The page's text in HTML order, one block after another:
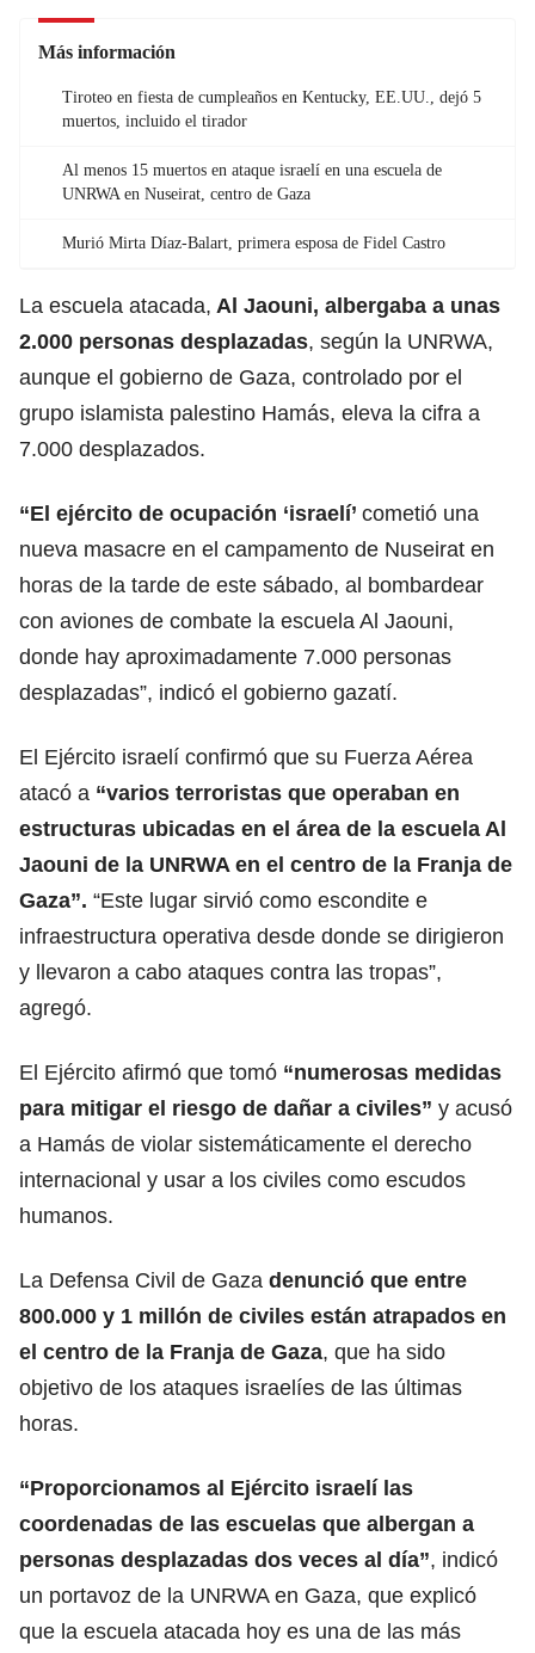
Más información
Tiroteo en fiesta de cumpleaños en Kentucky, EE.UU., dejó 5
muertos, incluido el tirador
Al menos 15 muertos en ataque israelí en una escuela de
UNRWA en Nuseirat, centro de Gaza
Murió Mirta Díaz-Balart, primera esposa de Fidel Castro
La escuela atacada, Al Jaouni, albergaba a unas
2.000 personas desplazadas, según la UNRWA,
aunque el gobierno de Gaza, controlado por el
grupo islamista palestino Hamás, eleva la cifra a
7.000 desplazados.
“El ejército de ocupación ‘israelí’ cometió una
nueva masacre en el campamento de Nuseirat en
horas de la tarde de este sábado, al bombardear
con aviones de combate la escuela Al Jaouni,
donde hay aproximadamente 7.000 personas
desplazadas”, indicó el gobierno gazatí.
El Ejército israelí confirmó que su Fuerza Aérea
atacó a “varios terroristas que operaban en
estructuras ubicadas en el área de la escuela Al
Jaouni de la UNRWA en el centro de la Franja de
Gaza”. “Este lugar sirvió como escondite e
infraestructura operativa desde donde se dirigieron
y llevaron a cabo ataques contra las tropas”,
agregó.
El Ejército afirmó que tomó “numerosas medidas
para mitigar el riesgo de dañar a civiles” y acusó
a Hamás de violar sistemáticamente el derecho
internacional y usar a los civiles como escudos
humanos.
La Defensa Civil de Gaza denunció que entre
800.000 y 1 millón de civiles están atrapados en
el centro de la Franja de Gaza, que ha sido
objetivo de los ataques israelíes de las últimas
horas.
“Proporcionamos al Ejército israelí las
coordenadas de las escuelas que albergan a
personas desplazadas dos veces al día”, indicó
un portavoz de la UNRWA en Gaza, que explicó
que la escuela atacada hoy es una de las más